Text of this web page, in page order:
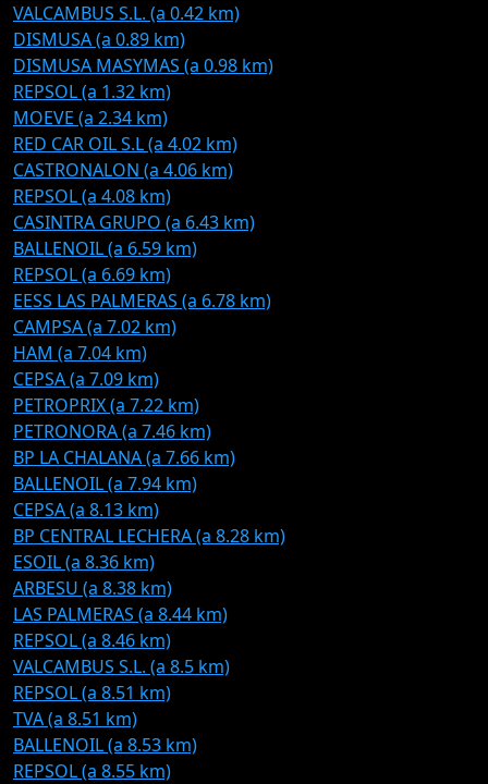
VALCAMBUS S.L. (a 0.42 km)
DISMUSA (a 0.89 km)
DISMUSA MASYMAS (a 0.98 km)
REPSOL (a 1.32 km)
MOEVE (a 2.34 km)
RED CAR OIL S.L (a 4.02 km)
CASTRONALON (a 4.06 km)
REPSOL (a 4.08 km)
CASINTRA GRUPO (a 6.43 km)
BALLENOIL (a 6.59 km)
REPSOL (a 6.69 km)
EESS LAS PALMERAS (a 6.78 km)
CAMPSA (a 7.02 km)
HAM (a 7.04 km)
CEPSA (a 7.09 km)
PETROPRIX (a 7.22 km)
PETRONORA (a 7.46 km)
BP LA CHALANA (a 7.66 km)
BALLENOIL (a 7.94 km)
CEPSA (a 8.13 km)
BP CENTRAL LECHERA (a 8.28 km)
ESOIL (a 8.36 km)
ARBESU (a 8.38 km)
LAS PALMERAS (a 8.44 km)
REPSOL (a 8.46 km)
VALCAMBUS S.L. (a 8.5 km)
REPSOL (a 8.51 km)
TVA (a 8.51 km)
BALLENOIL (a 8.53 km)
REPSOL (a 8.55 km)